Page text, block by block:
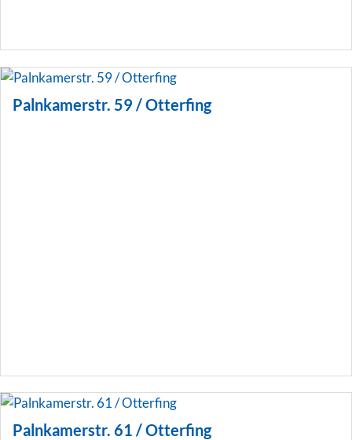
Palnkamerstr. 59 / Otterfing
Palnkamerstr. 61 / Otterfing